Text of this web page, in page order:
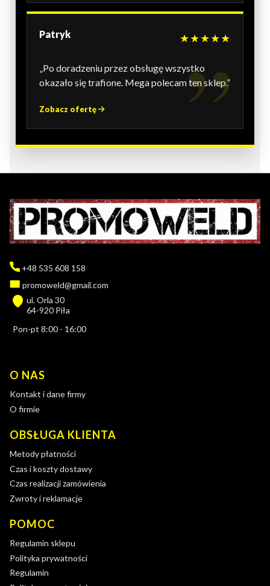
Patryk ★★★★★
„Po doradzeniu przez obsługę wszystko
okazało się trafione. Mega polecam ten sklep.”
Zobacz ofertę
+48 535 608 158
promoweld@gmail.com
ul. Orla 30
64-920 Piła
Pon-pt 8:00 - 16:00
Linki w stopce
O NAS
Kontakt i dane firmy
O firmie
OBSŁUGA KLIENTA
Metody płatności
Czas i koszty dostawy
Czas realizacji zamówienia
Zwroty i reklamacje
POMOC
Regulamin sklepu
Polityka prywatności
Regulamin